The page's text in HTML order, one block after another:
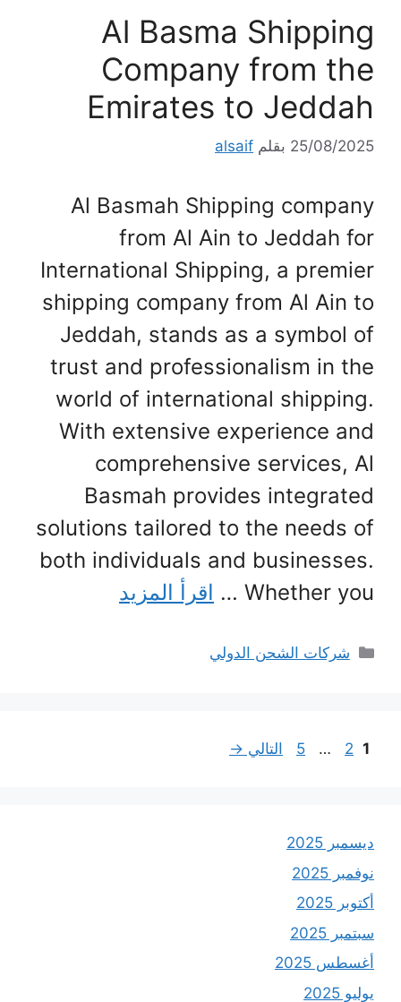
Al Basma Shipping
Company from the
Emirates to Jeddah
25/08/2025 بقلم alsaif
Al Basmah Shipping company
from Al Ain to Jeddah for
International Shipping, a premier
shipping company from Al Ain to
Jeddah, stands as a symbol of
trust and professionalism in the
world of international shipping.
With extensive experience and
comprehensive services, Al
Basmah provides integrated
solutions tailored to the needs of
both individuals and businesses.
Whether you …
اقرأ المزيد
التصنيفات
شركات الشحن الدولي
Page
1
Page
2
…
Page
5 التالي →
ديسمبر 2025
نوفمبر 2025
أكتوبر 2025
سبتمبر 2025
أغسطس 2025
يوليو 2025